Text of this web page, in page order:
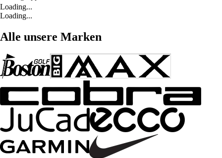
Loading...
Loading...
Alle unsere Marken